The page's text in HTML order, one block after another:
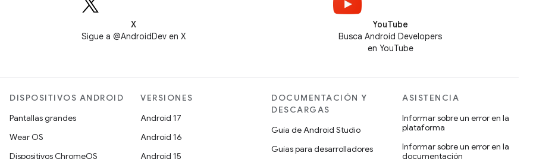
X
Sigue a @AndroidDev en X
YouTube
Busca Android Developers
en YouTube
DISPOSITIVOS ANDROID
Pantallas grandes
Wear OS
Dispositivos ChromeOS
VERSIONES
Android 17
Android 16
Android 15
DOCUMENTACIÓN Y
DESCARGAS
Guía de Android Studio
Guías para desarrolladores
ASISTENCIA
Informar sobre un error en la
plataforma
Informar sobre un error en la
documentación